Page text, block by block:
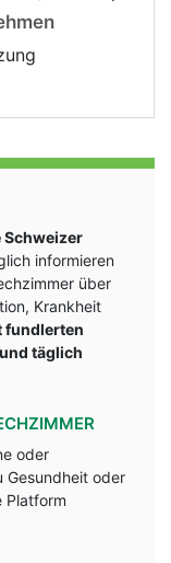
Schweizer
informieren
über
Krankheit
fundlerten
täglich
oder
Gesundheit oder
Platform